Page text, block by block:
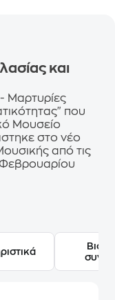
και
Μαρτυρίες
που
Μουσείο
στο νέο
από τις